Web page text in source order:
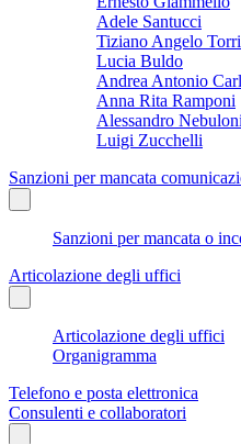
Adele Santucci
Tiziano Angelo
Lucia Buldo
Andrea Antonio
Anna Rita Ramponi
Alessandro Nebuloni
Luigi Zucchelli
Sanzioni per mancata
Sanzioni per mancata o
Articolazione degli uffici
Articolazione degli uffici
Organigramma
Telefono e posta elettronica
Consulenti e collaboratori